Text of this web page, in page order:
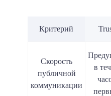
Критерий
Скорость
публичной
коммуникации
в